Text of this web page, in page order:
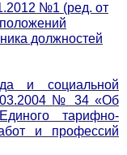
№1 (ред. от
должностей
и социальной
№ 34 «Об
тарифно-
и профессий